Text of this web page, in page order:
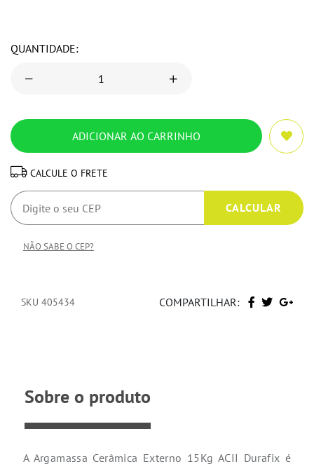
QUANTIDADE:
CALCULE O FRETE
NÃO SABE O CEP?
SKU 405434 COMPARTILHAR:
Sobre o produto
A Argamassa Cerâmica Externo 15Kg ACII Durafix é